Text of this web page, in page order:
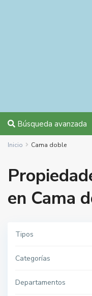
Búsqueda avanzada
Inicio Cama doble
en Cama
Tipos
Categorías
Departamentos